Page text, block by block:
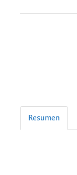
Resumen